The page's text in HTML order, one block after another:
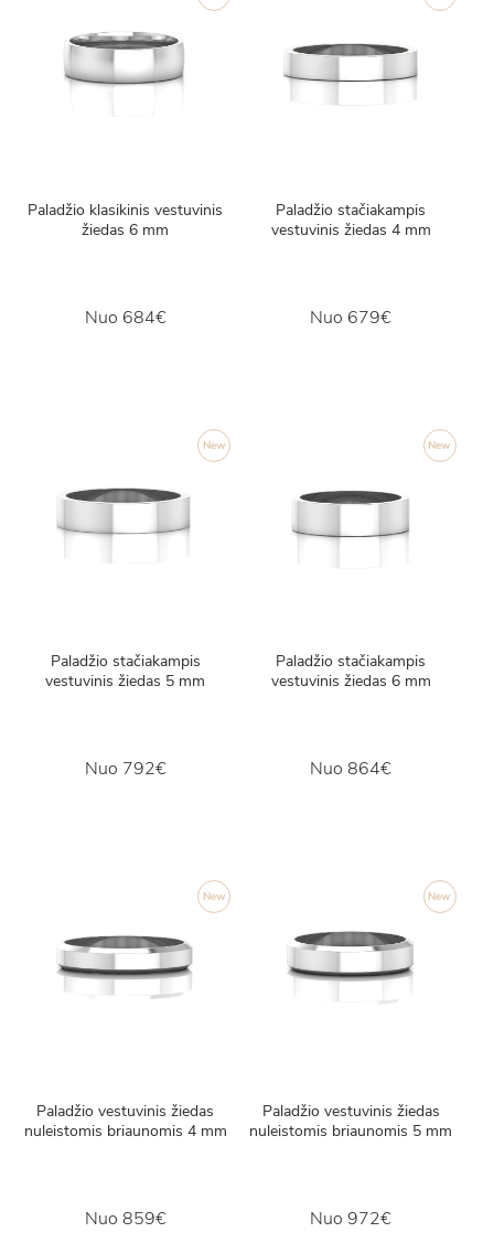
Paladžio klasikinis vestuvinis
žiedas 6 mm
Nuo 684€
Paladžio stačiakampis
vestuvinis žiedas 4 mm
Nuo 679€
New
Paladžio stačiakampis
vestuvinis žiedas 5 mm
Nuo 792€
New
Paladžio stačiakampis
vestuvinis žiedas 6 mm
Nuo864€
New
Paladžio vestuvinis žiedas
nuleistomis briaunomis 4 mm
Nuo 859€
New
Paladžio vestuvinis žiedas
nuleistomis briaunomis 5 mm
Nuo 972€